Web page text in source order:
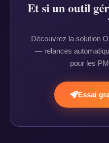
Et si un outil
Découvrez la solution
— relances
pour les
Essai